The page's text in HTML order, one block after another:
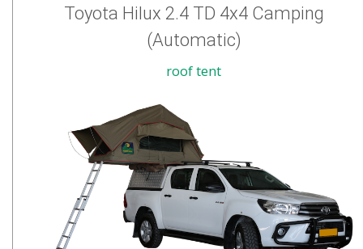
Toyota Hilux 2.4 TD 4x4 Camping
(Automatic)
roof tent